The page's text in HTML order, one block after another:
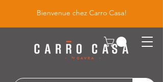
Bienvenue chez Carro Casa!